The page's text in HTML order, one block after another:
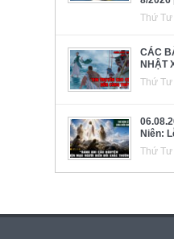
Thứ Tư
CÁC
NHẬT
Thứ Tư
Niên:
Thứ Tư